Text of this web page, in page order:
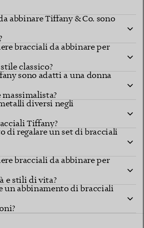
abbinare Tiffany & Co. sono
bracciali da abbinare per
classico?
sono adatti a una donna
diversi negli
Tiffany?
di regalare un set di bracciali
bracciali da abbinare per
e stili di vita?
un abbinamento di bracciali